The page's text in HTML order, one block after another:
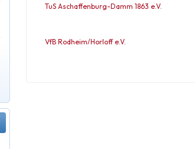
TuS Aschaffenburg-Damm 1863 e.V.
VfB Rodheim/Horloff e.V.